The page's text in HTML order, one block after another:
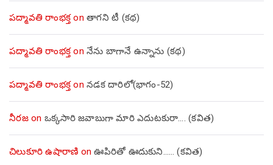
పద్మావతి రాంభక్తon తాగని టీ (కథ)
పద్మావతి రాంభక్తon నేను బాగానే ఉన్నాను (క‌థ‌)
పద్మావతి రాంభక్తon నడక దారిలో(భాగం-52)
నీరజon ఒక్కసారి జవాబుగా మారి ఎదుటకురా…. (కవిత)
చిలుకూరి ఉషారాణి onఊపిరితో ఊదుకుని…… (కవిత)